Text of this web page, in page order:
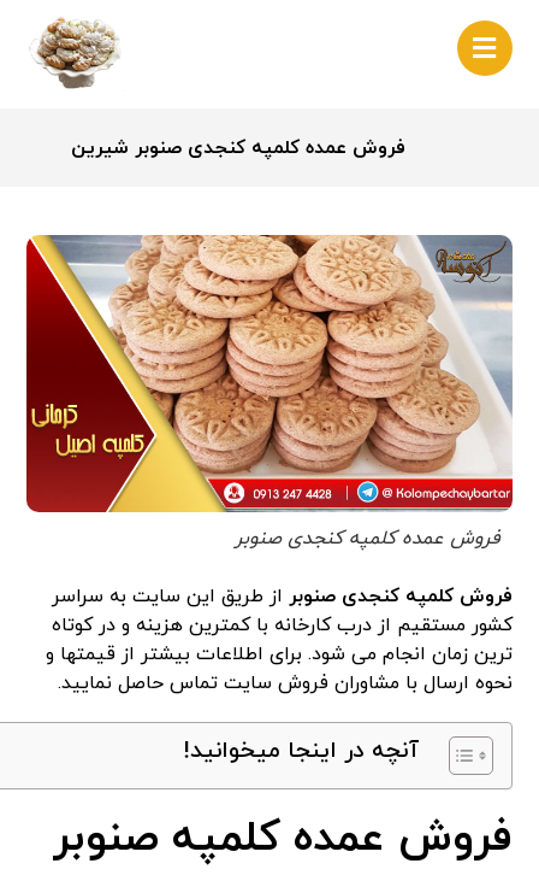
فروش عمده کلمپه کنجدی صنوبر شیرین
فروش عمده کلمپه کنجدی صنوبر
فروش کلمپه کنجدی صنوبر از طریق این سایت به سراسر
کشور مستقیم از درب کارخانه با کمترین هزینه و در کوتاه
ترین زمان انجام می شود. برای اطلاعات بیشتر از قیمتها و
نحوه ارسال با مشاوران فروش سایت تماس حاصل نمایید.
آنچه در اینجا میخوانید!
فروش عمده کلمپه صنوبر